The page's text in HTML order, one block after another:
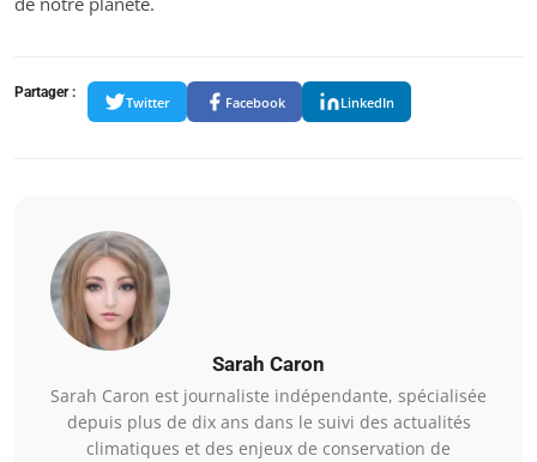
Partager :
Twitter Facebook LinkedIn
Sarah Caron
Sarah Caron est journaliste indépendante, spécialisée
depuis plus de dix ans dans le suivi des actualités
climatiques et des enjeux de conservation de